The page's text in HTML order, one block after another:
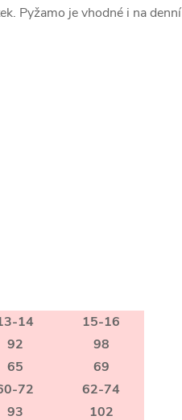
Pyžamo je vhodné i na denní
14
15-16
92
98
65
69
72
62-74
93 102